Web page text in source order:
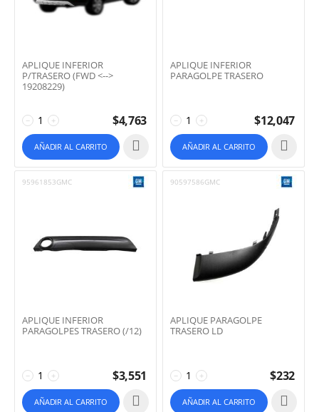
APLIQUE INFERIOR
P/TRASERO (FWD <-->
19208229)
+
− $4,763
AÑADIR AL CARRITO
APLIQUE INFERIOR
PARAGOLPE TRASERO
+
− $12,047
AÑADIR AL CARRITO
95961853GMC
APLIQUE INFERIOR
PARAGOLPES TRASERO (/12)
+
− $3,551
AÑADIR AL CARRITO
90597586GMC
APLIQUE PARAGOLPE
TRASERO LD
+
− $232
AÑADIR AL CARRITO